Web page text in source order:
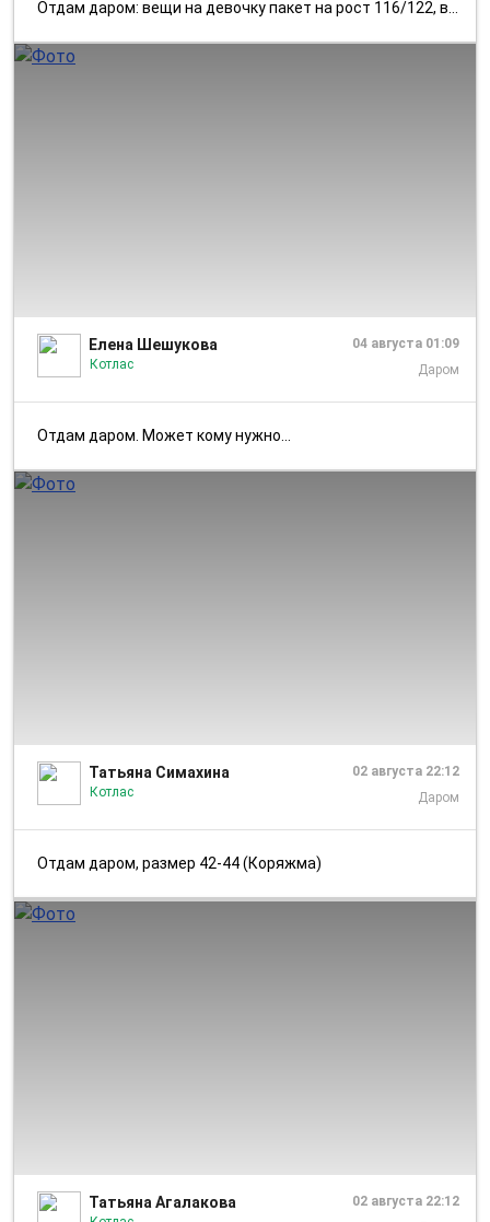
Отдам даром: вещи на девочку пакет на рост 116/122, вещи на девочку па...
Елена Шешукова
Котлас
04 августа 01:09
Даром
Отдам даром. Может кому нужно...
Татьяна Симахина
Котлас
02 августа 22:12
Даром
Отдам даром, размер 42-44 (Коряжма)
Татьяна Агалакова
02 августа 22:12